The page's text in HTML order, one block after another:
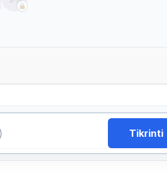
Tikrinti